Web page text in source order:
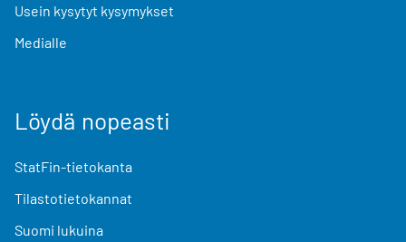
Usein kysytyt kysymykset
Medialle
Löydä nopeasti
StatFin-tietokanta
Tilastotietokannat
Suomi lukuina